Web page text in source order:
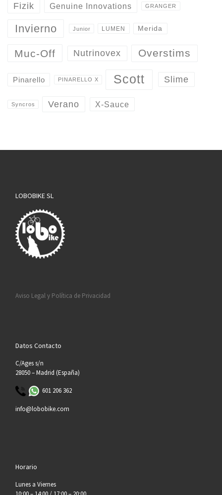
Fizik Genuine Innovations GRANGER
Invierno Junior LUMEN Merida
Muc-Off Nutrinovex Overstims
Pinarello PINARELLO X Scott Slime
Syncros Verano X-Sauce
LOBOBIKE SL
Aviso Legal y Política de Privacidad
Datos Contacto
C/Ages s/n
28050 – Madrid (España)
601 206 362
info@lobobike.com
Horario
Lunes a Viernes